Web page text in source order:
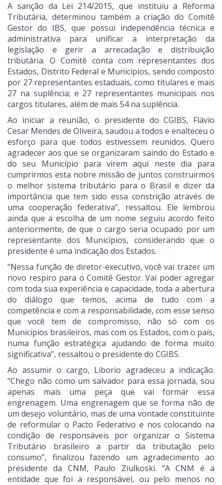
A sanção da Lei 214/2015, que instituiu a Reforma
Tributária, determinou também a criação do Comitê
Gestor do IBS, que possui independência técnica e
administrativa para unificar a interpretação da
legislação e gerir a arrecadação e distribuição
tributária. O Comitê conta com representantes dos
Estados, Distrito Federal e Municípios, sendo composto
por 27 representantes estaduais, como titulares e mais
27 na suplência; e 27 representantes municipais nos
cargos titulares, além de mais 54 na suplência.
Ao iniciar a reunião, o presidente do CGIBS, Flávio
Cesar Mendes de Oliveira, saudou a todos e enalteceu o
esforço para que todos estivessem reunidos. Quero
agradecer aos que se organizaram saindo do Estado e
do seu Município para virem aqui neste dia para
cumprirmos esta nobre missão de juntos construirmos
o melhor sistema tributário para o Brasil e dizer da
importância que tem sido essa constrição através de
uma cooperação federativa”, ressaltou. Ele lembrou
ainda que a escolha de um nome seguiu acordo feito
anteriormente, de que o cargo seria ocupado por um
representante dos Municípios, considerando que o
presidente é uma indicação dos Estados.
“Nessa função de diretor-executivo, você vai trazer um
novo respiro para o Comitê Gestor. Vai poder agregar
com toda sua experiência e capacidade, toda a abertura
do diálogo que temos, acima de tudo com a
competência e com a responsabilidade, com esse senso
que você tem de compromisso, não só com os
Municípios brasileiros, mas com os Estados, com o país,
numa função estratégica ajudando de forma muito
significativa”, ressaltou o presidente do CGIBS.
Ao assumir o cargo, Liborio agradeceu a indicação.
“Chego não como um salvador para essa jornada, sou
apenas mais uma peça que vai formar essa
engrenagem. Uma engrenagem que se forma não de
um desejo voluntário, mas de uma vontade constituinte
de reformular o Pacto Federativo e nos colocando na
condição de responsáveis por organizar o Sistema
Tributário brasileiro a partir da tributação pelo
consumo”, finalizou fazendo um agradecimento ao
presidente da CNM, Paulo Ziulkoski. “A CNM é a
entidade que foi a responsável, ou pelo menos no